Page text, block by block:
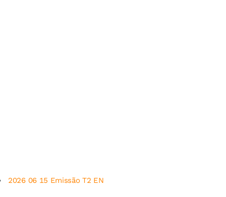
2026 06 15 Emissão T2 EN